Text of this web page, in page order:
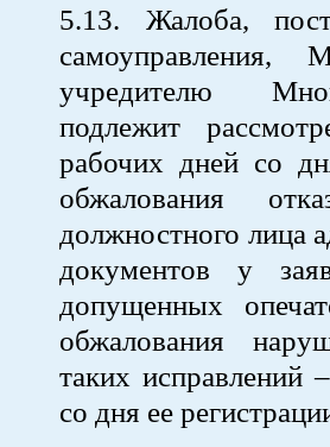
5.13. Жалоба,
самоуправления,
учредителю
подлежит
рабочих дней со
обжалования
должностного лица
документов у
допущенных
обжалования
таких исправлений
со дня ее